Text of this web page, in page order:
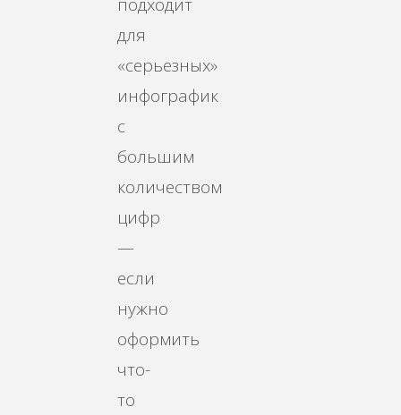
подходит
для
«серьезных»
инфографик
с
большим
количеством
цифр
—
если
нужно
оформить
что-
то